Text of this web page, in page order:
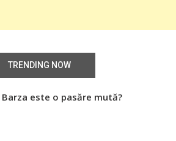
TRENDING NOW
este o pasăre mută?